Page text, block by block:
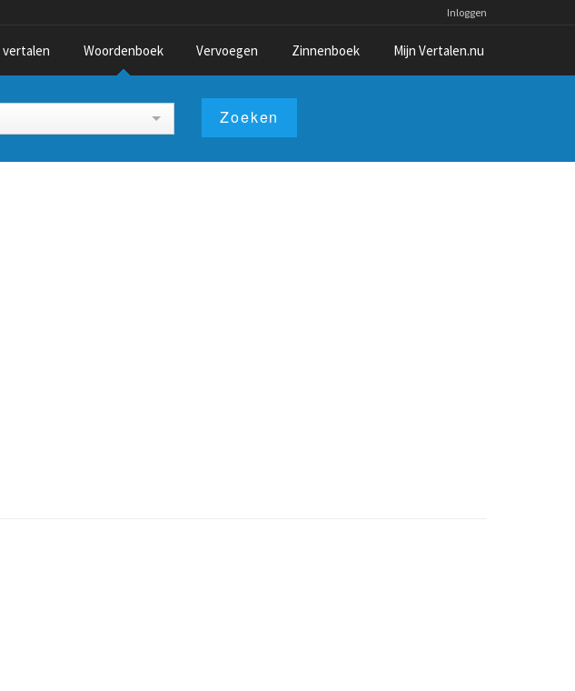
Inloggen
Woordenboek Vervoegen Zinnenboek Mijn Vertalen.nu